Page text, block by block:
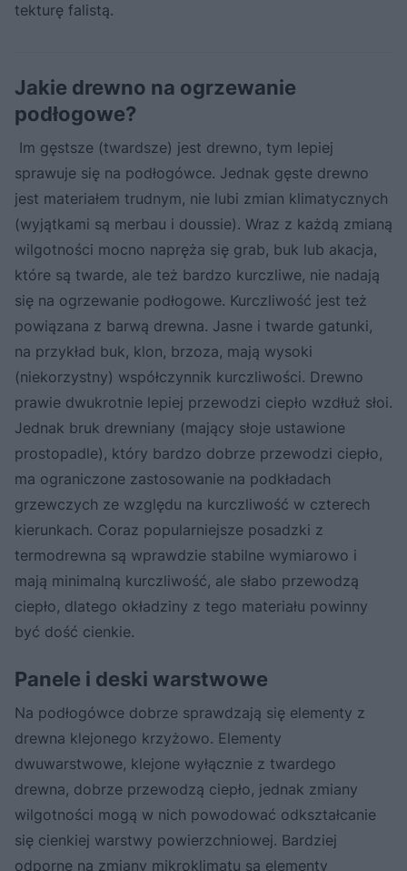
tekturę falistą.
Jakie drewno na ogrzewanie
podłogowe?
Im gęstsze (twardsze) jest drewno, tym lepiej
sprawuje się na podłogówce. Jednak gęste drewno
jest materiałem trudnym, nie lubi zmian klimatycznych
(wyjątkami są merbau i doussie). Wraz z każdą zmianą
wilgotności mocno napręża się grab, buk lub akacja,
które są twarde, ale też bardzo kurczliwe, nie nadają
się na ogrzewanie podłogowe. Kurczliwość jest też
powiązana z barwą drewna. Jasne i twarde gatunki,
na przykład buk, klon, brzoza, mają wysoki
(niekorzystny) współczynnik kurczliwości. Drewno
prawie dwukrotnie lepiej przewodzi ciepło wzdłuż słoi.
Jednak bruk drewniany (mający słoje ustawione
prostopadle), który bardzo dobrze przewodzi ciepło,
ma ograniczone zastosowanie na podkładach
grzewczych ze względu na kurczliwość w czterech
kierunkach. Coraz popularniejsze posadzki z
termodrewna są wprawdzie stabilne wymiarowo i
mają minimalną kurczliwość, ale słabo przewodzą
ciepło, dlatego okładziny z tego materiału powinny
być dość cienkie.
Panele i deski warstwowe
Na podłogówce dobrze sprawdzają się elementy z
drewna klejonego krzyżowo. Elementy
dwuwarstwowe, klejone wyłącznie z twardego
drewna, dobrze przewodzą ciepło, jednak zmiany
wilgotności mogą w nich powodować odkształcanie
się cienkiej warstwy powierzchniowej. Bardziej
odporne na zmiany mikroklimatu są elementy